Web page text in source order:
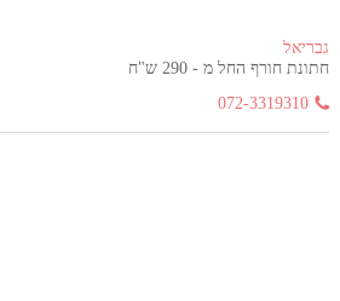
גבריאל
חתונת חורף החל מ - 290 ש"ח
072-3319310